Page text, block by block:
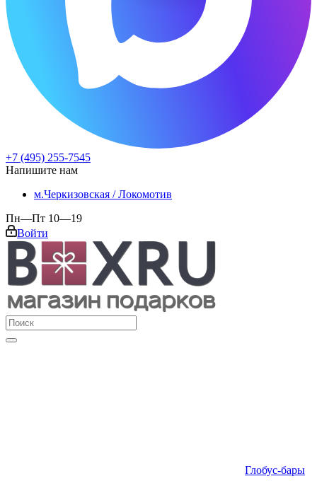
+7 (495) 255-7545
Напишите нам
м.Черкизовская / Локомотив
Пн—Пт 10—19
Войти
Глобус-бары